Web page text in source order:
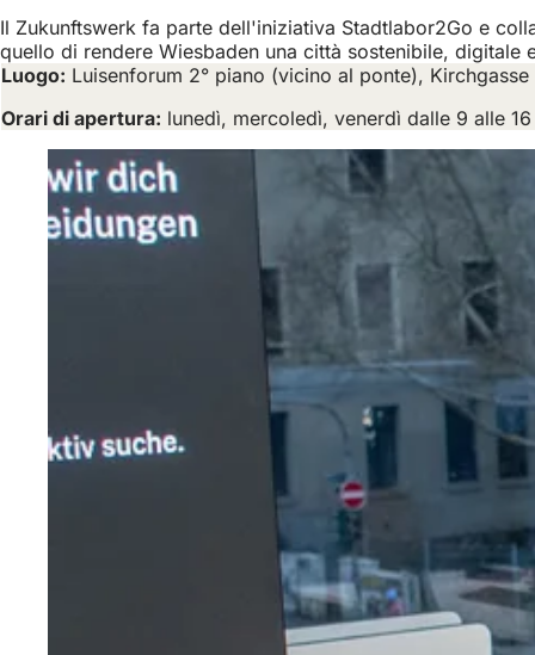
Il Zukunftswerk fa parte dell'iniziativa Stadtlabor2Go e
quello di rendere Wiesbaden una città sostenibile, digitale
Luogo: Luisenforum 2° piano (vicino al ponte),
Orari di apertura: lunedì, mercoledì, venerdì dalle 9 alle